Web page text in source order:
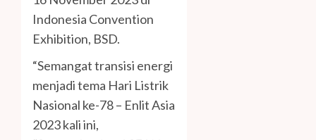
Indonesia Convention
Exhibition, BSD.
“Semangat transisi energi
menjadi tema Hari Listrik
Nasional ke-78 – Enlit Asia
2023 kali ini,